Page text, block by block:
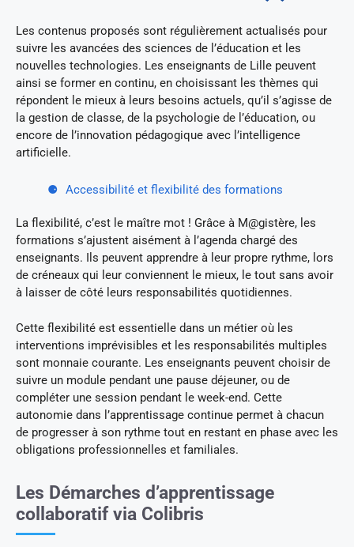
Les contenus proposés sont régulièrement actualisés pour
suivre les avancées des sciences de l’éducation et les
nouvelles technologies. Les enseignants de Lille peuvent
ainsi se former en continu, en choisissant les thèmes qui
répondent le mieux à leurs besoins actuels, qu’il s’agisse de
la gestion de classe, de la psychologie de l’éducation, ou
encore de l’innovation pédagogique avec l’intelligence
artificielle.
Accessibilité et flexibilité des formations
La flexibilité, c’est le maître mot ! Grâce à M@gistère, les
formations s’ajustent aisément à l’agenda chargé des
enseignants. Ils peuvent apprendre à leur propre rythme, lors
de créneaux qui leur conviennent le mieux, le tout sans avoir
à laisser de côté leurs responsabilités quotidiennes.
Cette flexibilité est essentielle dans un métier où les
interventions imprévisibles et les responsabilités multiples
sont monnaie courante. Les enseignants peuvent choisir de
suivre un module pendant une pause déjeuner, ou de
compléter une session pendant le week-end. Cette
autonomie dans l’apprentissage continue permet à chacun
de progresser à son rythme tout en restant en phase avec les
obligations professionnelles et familiales.
Les Démarches d’apprentissage
collaboratif via Colibris